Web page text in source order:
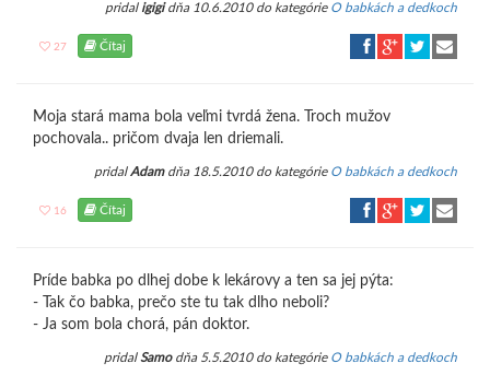
pridal igigidňa 10.6.2010 do kategórie O babkách a dedkoch
27 Čítaj
Moja stará mama bola veľmi tvrdá žena. Troch mužov
pochovala.. pričom dvaja len driemali.
pridalAdamdňa 18.5.2010 do kategórie O babkách a dedkoch
16 Čítaj
Príde babka po dlhej dobe k lekárovy a ten sa jej pýta:
- Tak čo babka, prečo ste tu tak dlho neboli?
- Ja som bola chorá, pán doktor.
pridalSamodňa 5.5.2010 do kategórie O babkách a dedkoch